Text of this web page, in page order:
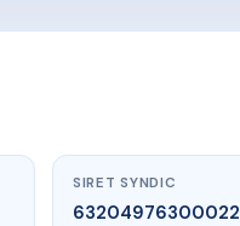
SIRET SYNDIC
63204976300022